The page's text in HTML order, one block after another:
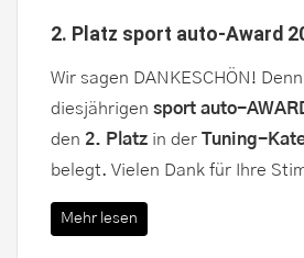
2. Platz sport auto-Award
Wir sagen DANKESCHÖN!
diesjährigen sport auto-
den 2. Platz in der Tuning-
belegt. Vielen Dank für Ihre
Mehr lesen